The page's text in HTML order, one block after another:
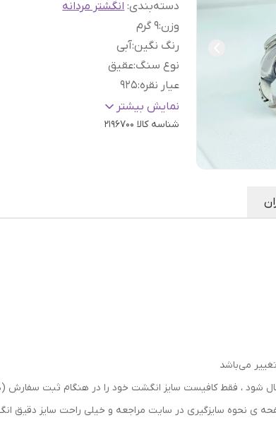
دسته‌بندی:انگشتر مردانه
وزن:9 گرم
رنگ نگین:آبی
نوع سنگ:عقیق
عیار نقره:
925
سایز:دلخواه
نمایش بیشتر
شناسه کالا 2196700
می‌باشد
ارسال شود ، فقط کافیست سایز انگشت خود را در هنگام ثبت
ی نحوه سایزگیری در سایت مراجعه و خیلی راحت سایز دقیق